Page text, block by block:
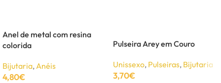
Anel de metal com resina
colorida
Bijutaria,Anéis
4,80€
Pulseira Arey em Couro
Unissexo, Pulseiras, Bijutaria
3,70€